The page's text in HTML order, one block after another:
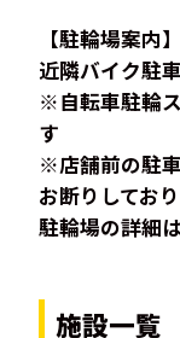
【駐輪場案内】
近隣バイク駐
※自転車駐輪
す
※店舗前の駐
お断りしてお
駐輪場の詳細
施設一覧